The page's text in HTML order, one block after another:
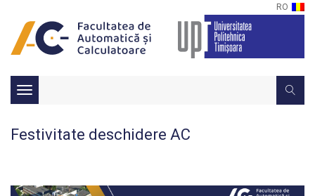
RO
Toggle
navigation
Festivitate deschidere AC